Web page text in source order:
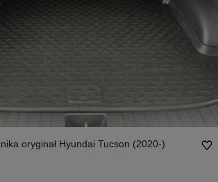
oryginał Hyundai Tucson (2020-)